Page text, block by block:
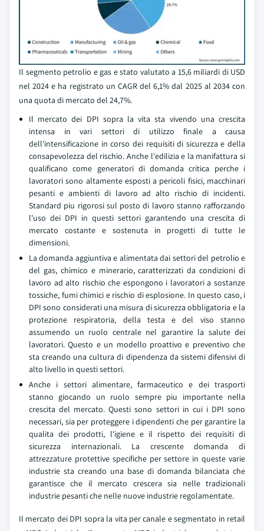
Il segmento petrolio e gas e stato valutato a 15,6 miliardi di USD
nel 2024 e ha registrato un CAGR del 6,1% dal 2025 al 2034 con
una quota di mercato del 24,7%.
Il mercato dei DPI sopra la vita sta vivendo una crescita
intensa in vari settori di utilizzo finale a causa
dell'intensificazione in corso dei requisiti di sicurezza e della
consapevolezza del rischio. Anche l'edilizia e la manifattura si
qualificano come generatori di domanda critica perche i
lavoratori sono altamente esposti a pericoli fisici, macchinari
pesanti e ambienti di lavoro ad alto rischio di incidenti.
Standard piu rigorosi sul posto di lavoro stanno rafforzando
l'uso dei DPI in questi settori garantendo una crescita di
mercato costante e sostenuta in progetti di tutte le
dimensioni.
La domanda aggiuntiva e alimentata dai settori del petrolio e
del gas, chimico e minerario, caratterizzati da condizioni di
lavoro ad alto rischio che espongono i lavoratori a sostanze
tossiche, fumi chimici e rischio di esplosione. In questo caso, i
DPI sono considerati una misura di sicurezza obbligatoria e la
protezione respiratoria, della testa e del viso stanno
assumendo un ruolo centrale nel garantire la salute dei
lavoratori. Questo e un modello proattivo e preventivo che
sta creando una cultura di dipendenza da sistemi difensivi di
alto livello in questi settori.
Anche i settori alimentare, farmaceutico e dei trasporti
stanno giocando un ruolo sempre piu importante nella
crescita del mercato. Questi sono settori in cui i DPI sono
necessari, sia per proteggere i dipendenti che per garantire la
qualita dei prodotti, l'igiene e il rispetto dei requisiti di
sicurezza internazionali. La crescente domanda di
attrezzature protettive specifiche per settore in queste varie
industrie sta creando una base di domanda bilanciata che
garantisce che il mercato crescera sia nelle tradizionali
industrie pesanti che nelle nuove industrie regolamentate.
Il mercato dei DPI sopra la vita per canale e segmentato in retail